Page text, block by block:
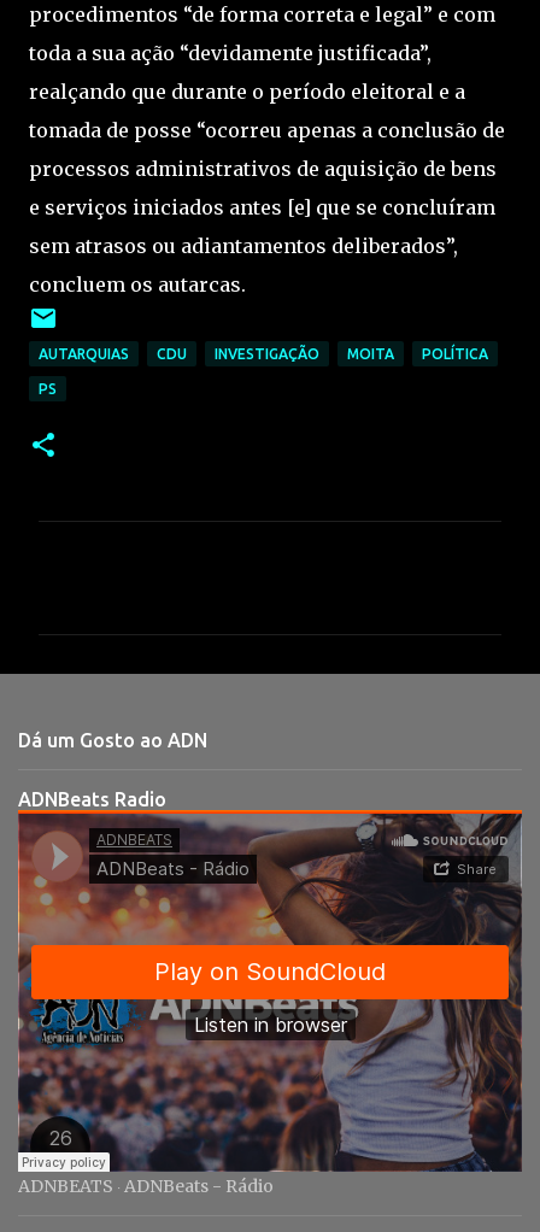
procedimentos “de forma correta e legal” e com
toda a sua ação “devidamente justificada”,
realçando que durante o período eleitoral e a
tomada de posse “ocorreu apenas a conclusão de
processos administrativos de aquisição de bens
e serviços iniciados antes [e] que se concluíram
sem atrasos ou adiantamentos deliberados”,
concluem os autarcas.
AUTARQUIAS CDU INVESTIGAÇÃO MOITA POLÍTICA
PS
t
r
i
s
Dá um Gosto ao ADN
ADNBeats Radio
ADNBEATS · ADNBeats - Rádio